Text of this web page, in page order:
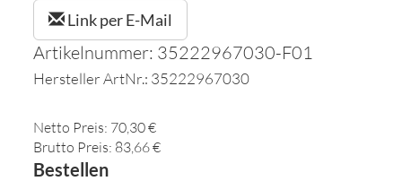
Link per E-Mail
Artikelnummer: 35222967030-F01
Hersteller ArtNr.: 35222967030
Netto Preis: 70,30 €
Brutto Preis: 83,66 €
Bestellen